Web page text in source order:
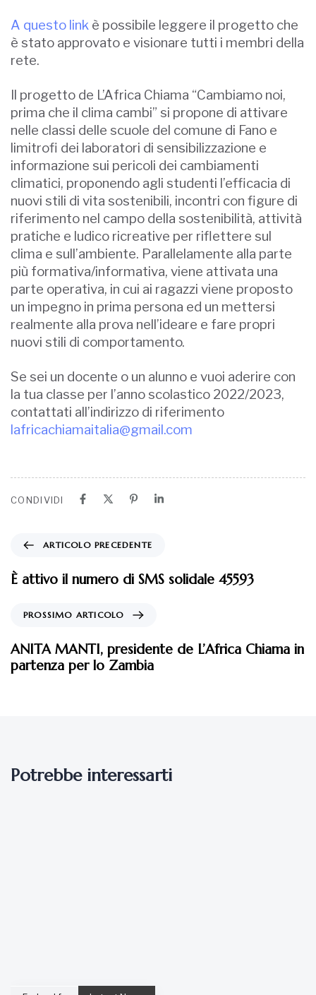
A questo link è possibile leggere il progetto che
è stato approvato e visionare tutti i membri della
rete.
Il progetto de L’Africa Chiama “Cambiamo noi,
prima che il clima cambi” si propone di attivare
nelle classi delle scuole del comune di Fano e
limitrofi dei laboratori di sensibilizzazione e
informazione sui pericoli dei cambiamenti
climatici, proponendo agli studenti l’efficacia di
nuovi stili di vita sostenibili, incontri con figure di
riferimento nel campo della sostenibilità, attività
pratiche e ludico ricreative per riflettere sul
clima e sull’ambiente. Parallelamente alla parte
più formativa/informativa, viene attivata una
parte operativa, in cui ai ragazzi viene proposto
un impegno in prima persona ed un mettersi
realmente alla prova nell’ideare e fare propri
nuovi stili di comportamento.
Se sei un docente o un alunno e vuoi aderire con
la tua classe per l’anno scolastico 2022/2023,
contattati all’indirizzo di riferimento
lafricachiamaitalia@gmail.com
CONDIVIDI
ARTICOLO PRECEDENTE
È attivo il numero di SMS solidale 45593
PROSSIMO ARTICOLO
ANITA MANTI, presidente de L’Africa Chiama in
partenza per lo Zambia
Potrebbe interessarti